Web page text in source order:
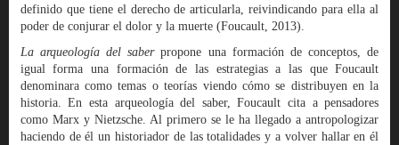
definido que tiene el derecho de articularla, reivindicando para ella al
poder de conjurar el dolor y la muerte (Foucault, 2013).
La arqueología del saberpropone una formación de conceptos, de
igual forma una formación de las estrategias a las que Foucault
denominara como temas o teorías viendo cómo se distribuyen en la
historia. En esta arqueología del saber, Foucault cita a pensadores
como Marx y Nietzsche. Al primero se le ha llegado a antropologizar
haciendo de él un historiador de las totalidades y a volver hallar en él